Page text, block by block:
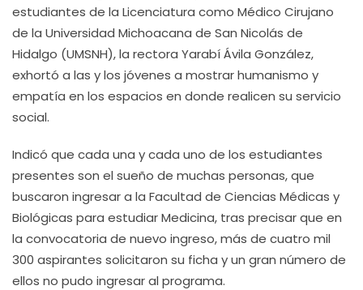
estudiantes de la Licenciatura como Médico Cirujano
de la Universidad Michoacana de San Nicolás de
Hidalgo (UMSNH), la rectora Yarabí Ávila González,
exhortó a las y los jóvenes a mostrar humanismo y
empatía en los espacios en donde realicen su servicio
social.
Indicó que cada una y cada uno de los estudiantes
presentes son el sueño de muchas personas, que
buscaron ingresar a la Facultad de Ciencias Médicas y
Biológicas para estudiar Medicina, tras precisar que en
la convocatoria de nuevo ingreso, más de cuatro mil
300 aspirantes solicitaron su ficha y un gran número de
ellos no pudo ingresar al programa.